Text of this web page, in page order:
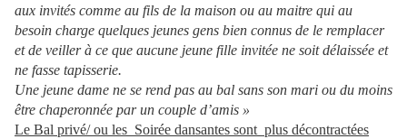
aux invités comme au fils de la maison ou au maitre qui au
besoin charge quelques jeunes gens bien connus de le remplacer
et de veiller à ce que aucune jeune fille invitée ne soit délaissée et
ne fasse tapisserie.
Une jeune dame ne se rend pas au bal sans son mari ou du moins
être chaperonnée par un couple d’amis »
Le Bal privé/ ou les Soirée dansantes sont plus décontractées